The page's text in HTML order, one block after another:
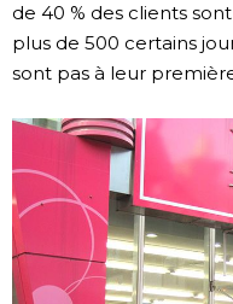
de 40 % des clients
plus de 500 certains
sont pas à leur